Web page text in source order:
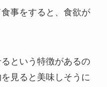
事をすると、食欲が
という特徴があるの
見ると美味しそうに